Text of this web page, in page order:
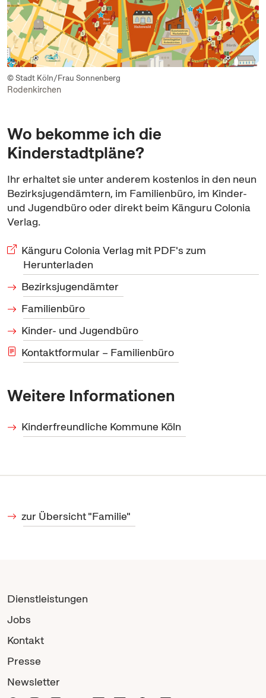
© Stadt Köln/Frau Sonnenberg
Rodenkirchen
Wo bekomme ich die
Kinderstadtpläne?
Ihr erhaltet sie unter anderem kostenlos in den neun
Bezirksjugendämtern, im Familienbüro, im Kinder-
und Jugendbüro oder direkt beim Känguru Colonia
Verlag.
Känguru Colonia Verlag mit PDF's zum
Herunterladen
Bezirksjugendämter
Familienbüro
Kinder- und Jugendbüro
Kontaktformular – Familienbüro
Weitere Informationen
Kinderfreundliche Kommune Köln
zur Übersicht "Familie"
Dienstleistungen
Jobs
Kontakt
Presse
Newsletter